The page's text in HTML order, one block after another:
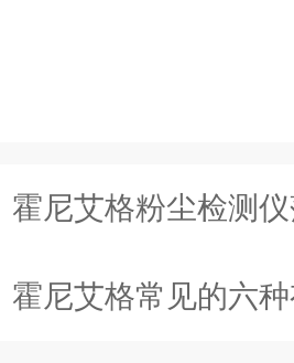
霍尼艾格粉尘检测
霍尼艾格常见的六